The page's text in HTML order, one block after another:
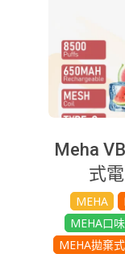
Meha
式
2025-
08-
20
MEHA
MEHA口味
MEHA拋棄式